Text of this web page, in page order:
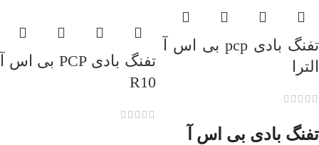
تفنگ بادی pcp بی اس آ
الترا
تفنگ بادی PCP بی اس آ
R10
تفنگ بادی بی اس آ